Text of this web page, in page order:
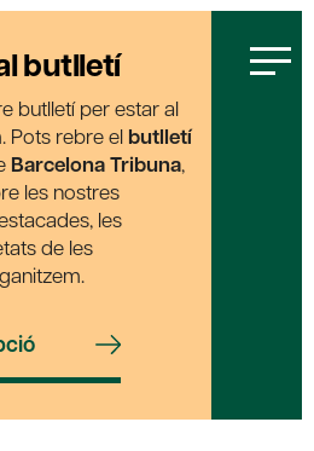
butlletí
butlletí per estar al
Pots rebre el butlletí
Barcelona Tribuna,
les nostres
les
de les